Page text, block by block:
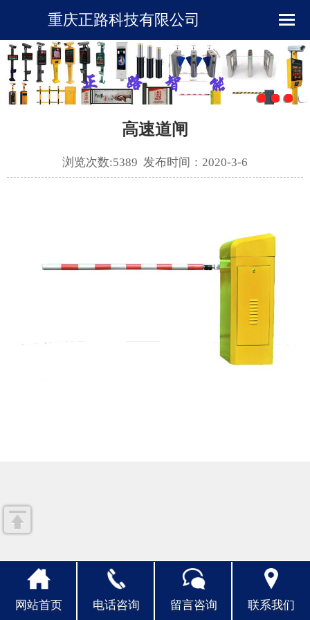
企业简介
产品展示
工程案例
在线留言
人才招聘
重庆正路科技有限公司
高速道闸
浏览次数:5389 发布时间：2020-3-6
网站首页 电话咨询 留言咨询 联系我们